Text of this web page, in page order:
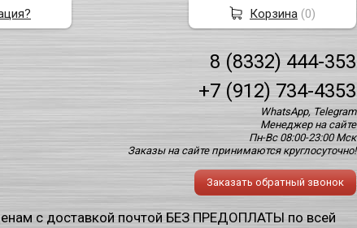
8 (8332) 444-353
+7 (912) 734-4353
WhatsApp, Telegram
Менеджер на сайте
Пн-Вс 08:00-23:00 Мск
Заказы на сайте принимаются круглосуточно!
Заказать обратный звонок
с доставкой почтой БЕЗ ПРЕДОПЛАТЫ по всей
Корзина (0)